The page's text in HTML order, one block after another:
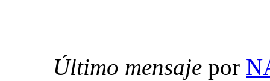
Último mensaje por